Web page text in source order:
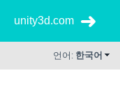
unity3d.com
언어: 한국어